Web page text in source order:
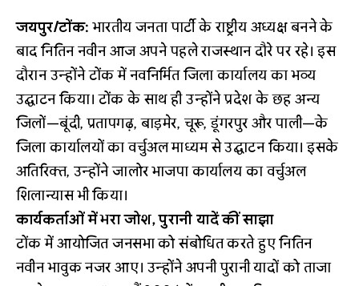
जयपुर/टोंक: भारतीय जनता पार्टी के राष्ट्रीय अध्यक्ष बनने के
बाद नितिन नवीन आज अपने पहले राजस्थान दौरे पर रहे। इस
दौरान उन्होंने टोंक में नवनिर्मित जिला कार्यालय का भव्य
उद्घाटन किया। टोंक के साथ ही उन्होंने प्रदेश के छह अन्य
जिलों—बूंदी, प्रतापगढ़, बाड़मेर, चूरू, डूंगरपुर और पाली—के
जिला कार्यालयों का वर्चुअल माध्यम से उद्घाटन किया। इसके
अतिरिक्त, उन्होंने जालोर भाजपा कार्यालय का वर्चुअल
शिलान्यास भी किया।
कार्यकर्ताओं में भरा जोश, पुरानी यादें कीं साझा
टोंक में आयोजित जनसभा को संबोधित करते हुए नितिन
नवीन भावुक नजर आए। उन्होंने अपनी पुरानी यादों को ताजा